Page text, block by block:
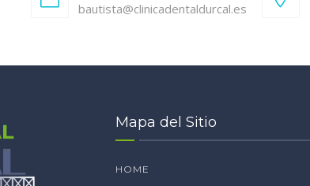
bautista@clinicadentaldurcal.es
Mapa del Sitio
HOME